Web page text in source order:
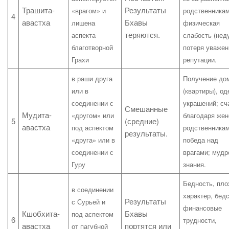
4
Трашита-
авастха
«врагом» и
лишена
аспекта
благотворной
Грахи
Результаты
Бхавы
теряются.
физическая
слабость
потеря
репутации.
5
Мудита-
авастха
в раши друга
или в
соединении с
«другом» или
под аспектом
«друга» или в
соединении с
Гуру
Смешанные
(средние)
результаты.
Получение
(квартиры),
украшений;
благодаря
победа над
врагами;
знания.
6
Кшобхита-
авастха
в соединении
с Сурьей и
под аспектом
от пагубной
Результаты
Бхавы
портятся или
Бедность,
характер,
финансовые
трудности,